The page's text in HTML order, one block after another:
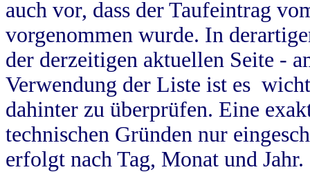
auch vor, dass der Taufeintrag
vorgenommen wurde. In
der derzeitigen aktuellen Seite -
Verwendung der Liste ist es
dahinter zu überprüfen. Eine
technischen Gründen nur
erfolgt nach Tag, Monat und Jahr.